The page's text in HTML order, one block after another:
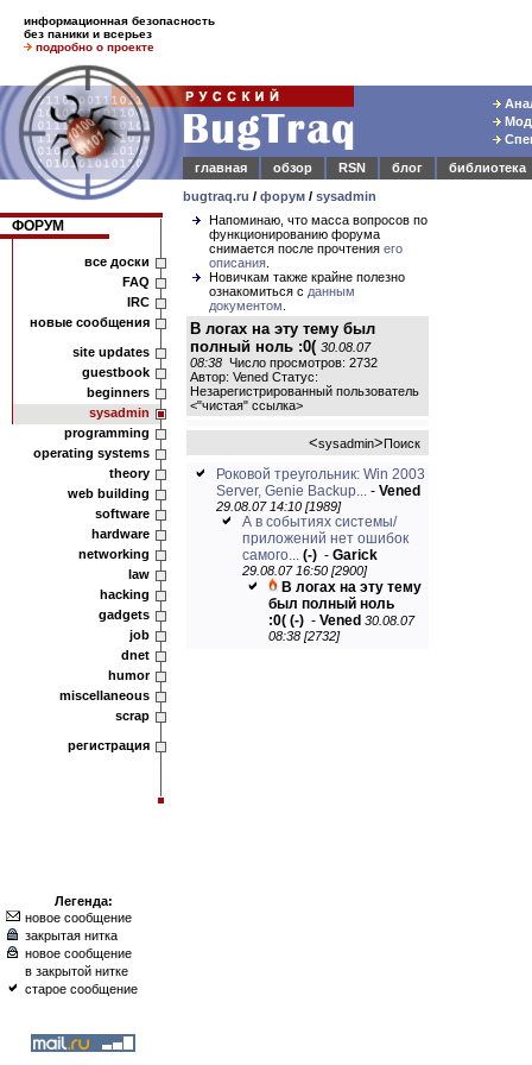
информационная безопасность
без паники и всерьез
подробно о проекте
главная
обзор RSN блог
библиотека
bugtraq.ru / форум / sysadmin
ФОРУМ
все доски
FAQ
IRC
новые сообщения
site updates
guestbook
beginners
sysadmin
programming
operating systems
theory
web building
software
hardware
networking
law
hacking
gadgets
job
dnet
humor
miscellaneous
scrap
регистрация
Легенда:
новое сообщение
закрытая нитка
новое сообщение
в закрытой нитке
старое сообщение
Напоминаю, что масса вопросов по
функционированию форума
снимается после прочтения его
описания
Новичкам также крайне полезно
ознакомиться с данным
документом
В логах на эту тему был
полный ноль :0( 30.08.07
08:38 Число просмотров: 2732
Автор: Vened Статус:
Незарегистрированный пользователь
<"чистая" ссылка>
<sysadmin>Поиск
Роковой треугольник: Win 2003
Server, Genie Backup... - Vened
29.08.07 14:10 [1989]
А в событиях системы/
приложений нет ошибок
самого... (-) - Garick
29.08.07 16:50 [2900]
В логах на эту тему
был полный ноль
:0( (-) - Vened 30.08.07
08:38 [2732]